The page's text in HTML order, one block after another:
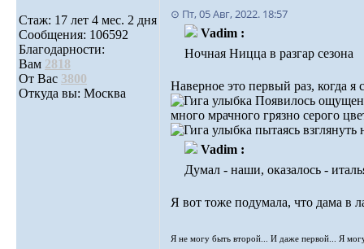
Стаж: 17 лет 4 мес. 2 дня
Сообщения: 106592
Благодарности:
Вам 2818
От Вас 3800
Откуда вы: Москва
⊙ Пт, 05 Авг, 2022. 18:57
Vadim :
Ночная Ницца в разгар сезона
Наверное это первый раз, когда
Появилось
много мрачного грязно серого
пытаясь
Vadim :
Думал - наши, оказалось -
Я вот тоже подумала, что дама в
Я не могу быть второй... И даже первой... Я